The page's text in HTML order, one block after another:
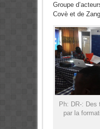
Groupe
Covè et de
Ph: DR-: Des
par la